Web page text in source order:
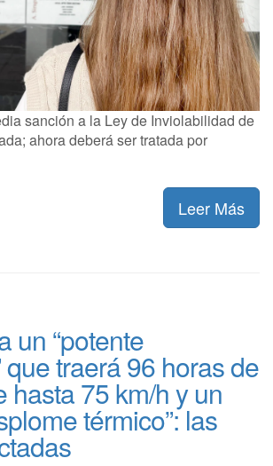
sanción a la Ley de Inviolabilidad de
ahora deberá ser tratada por
Leer Más
un “potente
que traerá 96 horas de
hasta 75 km/h y un
térmico”: las